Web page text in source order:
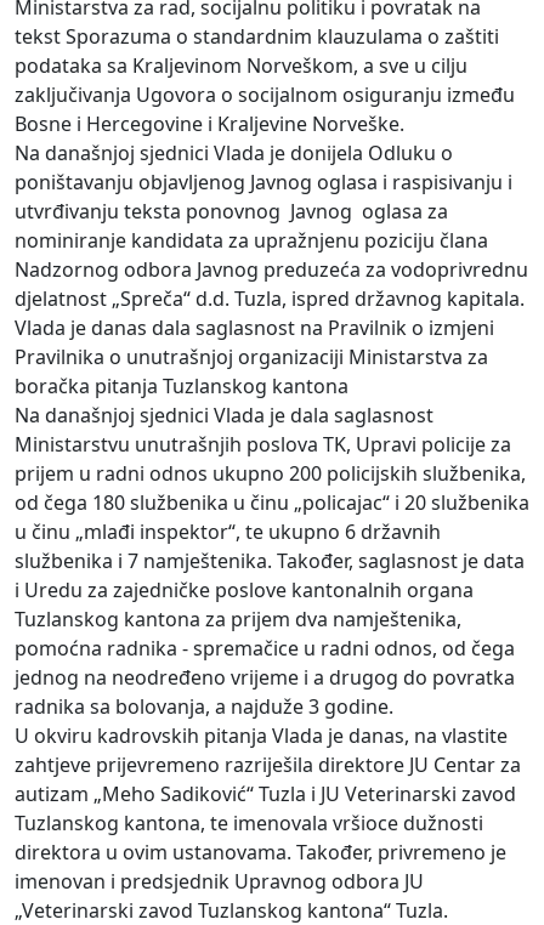
Ministarstva za rad, socijalnu politiku i povratak na
tekst Sporazuma o standardnim klauzulama o zaštiti
podataka sa Kraljevinom Norveškom, a sve u cilju
zaključivanja Ugovora o socijalnom osiguranju između
Bosne i Hercegovine i Kraljevine Norveške.
Na današnjoj sjednici Vlada je donijela Odluku o
poništavanju objavljenog Javnog oglasa i raspisivanju i
utvrđivanju teksta ponovnog Javnog oglasa za
nominiranje kandidata za upražnjenu poziciju člana
Nadzornog odbora Javnog preduzeća za vodoprivrednu
djelatnost „Spreča“ d.d. Tuzla, ispred državnog kapitala.
Vlada je danas dala saglasnost na Pravilnik o izmjeni
Pravilnika o unutrašnjoj organizaciji Ministarstva za
boračka pitanja Tuzlanskog kantona
Na današnjoj sjednici Vlada je dala saglasnost
Ministarstvu unutrašnjih poslova TK, Upravi policije za
prijem u radni odnos ukupno 200 policijskih službenika,
od čega 180 službenika u činu „policajac“ i 20 službenika
u činu „mlađi inspektor“, te ukupno 6 državnih
službenika i 7 namještenika. Također, saglasnost je data
i Uredu za zajedničke poslove kantonalnih organa
Tuzlanskog kantona za prijem dva namještenika,
pomoćna radnika - spremačice u radni odnos, od čega
jednog na neodređeno vrijeme i a drugog do povratka
radnika sa bolovanja, a najduže 3 godine.
U okviru kadrovskih pitanja Vlada je danas, na vlastite
zahtjeve prijevremeno razriješila direktore JU Centar za
autizam „Meho Sadiković“ Tuzla i JU Veterinarski zavod
Tuzlanskog kantona, te imenovala vršioce dužnosti
direktora u ovim ustanovama. Također, privremeno je
imenovan i predsjednik Upravnog odbora JU
„Veterinarski zavod Tuzlanskog kantona“ Tuzla.